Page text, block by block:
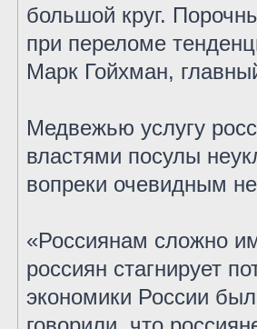
большой круг.
при переломе
Марк Гойхман,
Медвежью услугу
властями посулы
вопреки очевидным
«Россиянам сложно
россиян стагнирует
экономики России